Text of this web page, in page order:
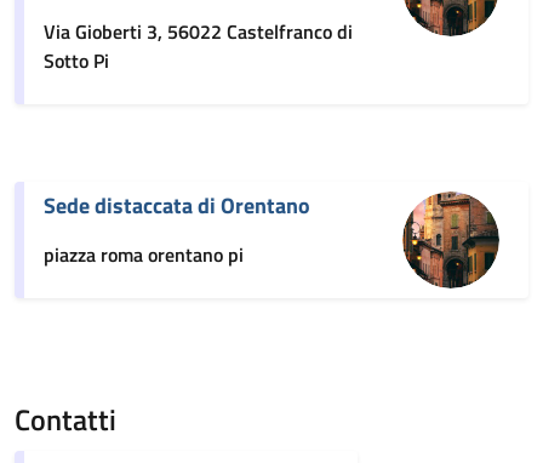
Via Gioberti 3, 56022 Castelfranco di
Sotto Pi
Sede distaccata di Orentano
piazza roma orentano pi
Contatti